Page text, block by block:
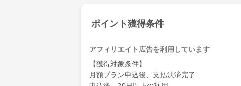
ポイント獲得条件
アフィリエイト広告を利用しています
【獲得対象条件】
月額プラン申込後、支払決済完了